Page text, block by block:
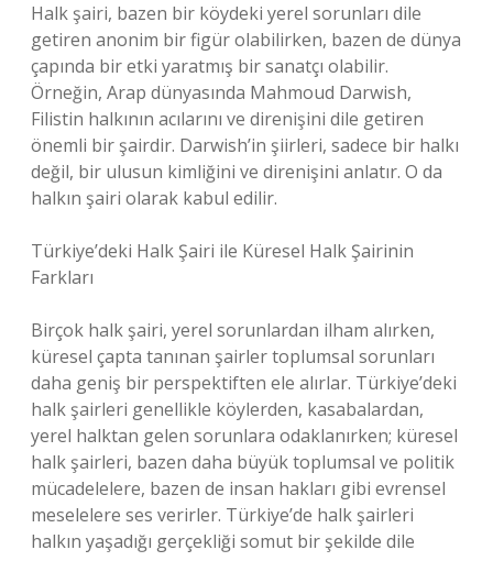
Halk şairi, bazen bir köydeki yerel sorunları dile
getiren anonim bir figür olabilirken, bazen de dünya
çapında bir etki yaratmış bir sanatçı olabilir.
Örneğin, Arap dünyasında Mahmoud Darwish,
Filistin halkının acılarını ve direnişini dile getiren
önemli bir şairdir. Darwish’in şiirleri, sadece bir halkı
değil, bir ulusun kimliğini ve direnişini anlatır. O da
halkın şairi olarak kabul edilir.
Türkiye’deki Halk Şairi ile Küresel Halk Şairinin
Farkları
Birçok halk şairi, yerel sorunlardan ilham alırken,
küresel çapta tanınan şairler toplumsal sorunları
daha geniş bir perspektiften ele alırlar. Türkiye’deki
halk şairleri genellikle köylerden, kasabalardan,
yerel halktan gelen sorunlara odaklanırken; küresel
halk şairleri, bazen daha büyük toplumsal ve politik
mücadelelere, bazen de insan hakları gibi evrensel
meselelere ses verirler. Türkiye’de halk şairleri
halkın yaşadığı gerçekliği somut bir şekilde dile